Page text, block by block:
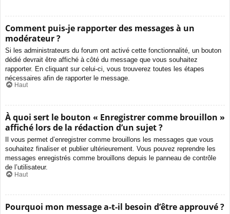
Comment puis-je rapporter des messages à un
modérateur ?
Si les administrateurs du forum ont activé cette fonctionnalité, un bouton
dédié devrait être affiché à côté du message que vous souhaitez
rapporter. En cliquant sur celui-ci, vous trouverez toutes les étapes
nécessaires afin de rapporter le message.
Haut
À quoi sert le bouton « Enregistrer comme brouillon »
affiché lors de la rédaction d’un sujet ?
Il vous permet d’enregistrer comme brouillons les messages que vous
souhaitez finaliser et publier ultérieurement. Vous pouvez reprendre les
messages enregistrés comme brouillons depuis le panneau de contrôle
de l’utilisateur.
Haut
Pourquoi mon message a-t-il besoin d’être approuvé ?